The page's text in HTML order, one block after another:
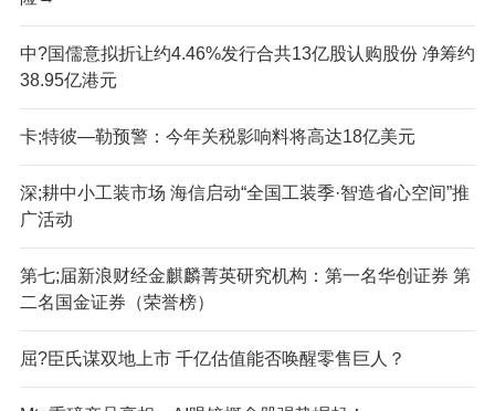
中?国儒意拟折让约4.46%发行合共13亿股认购股份 净筹约
38.95亿港元
卡;特彼—勒预警：今年关税影响料将高达18亿美元
深;耕中小工装市场 海信启动“全国工装季·智造省心空间”推
广活动
第七;届新浪财经金麒麟菁英研究机构：第一名华创证券 第
二名国金证券（荣誉榜）
屈?臣氏谋双地上市 千亿估值能否唤醒零售巨人？